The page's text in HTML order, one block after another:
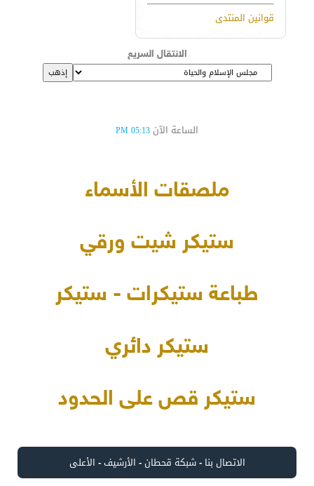
قوانين المنتدى
الانتقال السريع
الساعة الآن 05:13 PM
ملصقات الأسماء
ستيكر شيت ورقي
طباعة ستيكرات - ستيكر
ستيكر دائري
ستيكر قص على الحدود
الاتصال بنا -شبكة قحطان- الأرشيف- الأعلى